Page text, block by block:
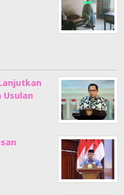
Usulan